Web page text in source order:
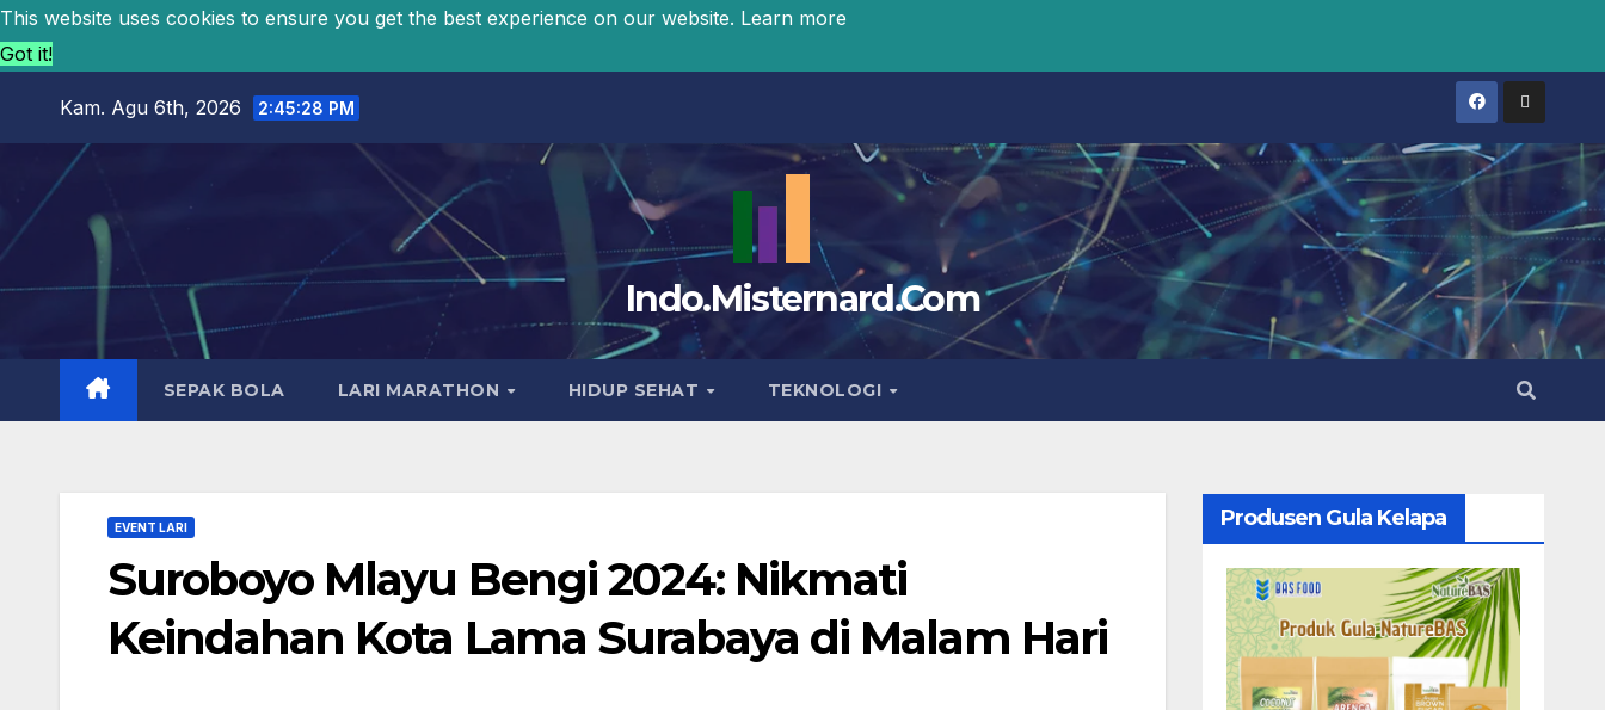
This website uses cookies to ensure you get the best experience on our website. Learn more
Got it!
Kam. Agu 6th, 2026 2:45:29 PM
Indo.Misternard.Com
SEPAK BOLA LARI MARATHON HIDUP SEHAT TEKNOLOGI
EVENT LARI
Suroboyo Mlayu Bengi 2024: Nikmati
Keindahan Kota Lama Surabaya di Malam Hari
Produsen Gula Kelapa